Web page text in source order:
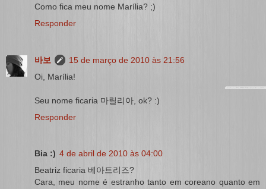
Como fica meu nome Marília? ;)
Responder
바보
15 de março de 2010 às 21:56
Oi, Marília!
Seu nome ficaria 마릴리아, ok? :)
Responder
Bia :) 4 de abril de 2010 às 04:00
Beatriz ficaria 베아트리즈?
Cara, meu nome é estranho tanto em coreano quanto em